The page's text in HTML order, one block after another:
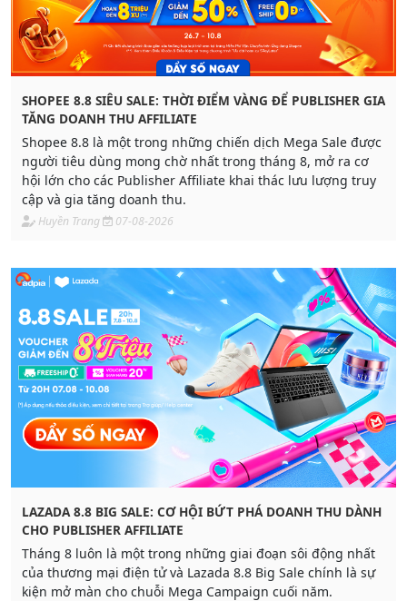
SHOPEE 8.8 SIÊU SALE: THỜI ĐIỂM VÀNG ĐỂ PUBLISHER GIA
TĂNG DOANH THU AFFILIATE
Shopee 8.8 là một trong những chiến dịch Mega Sale được
người tiêu dùng mong chờ nhất trong tháng 8, mở ra cơ
hội lớn cho các Publisher Affiliate khai thác lưu lượng truy
cập và gia tăng doanh thu.
Huyền Trang 07-08-2026
LAZADA 8.8 BIG SALE: CƠ HỘI BỨT PHÁ DOANH THU DÀNH
CHO PUBLISHER AFFILIATE
Tháng 8 luôn là một trong những giai đoạn sôi động nhất
của thương mại điện tử và Lazada 8.8 Big Sale chính là sự
kiện mở màn cho chuỗi Mega Campaign cuối năm.